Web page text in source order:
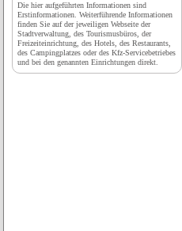
Die hier aufgeführten Informationen sind
Erstinformationen. Weiterführende Informationen
finden Sie auf der jeweiligen Webseite der
Stadtverwaltung, des Tourismusbüros, der
Freizeiteinrichtung, des Hotels, des Restaurants,
des Campingplatzes oder des Kfz-Servicebetriebes
und bei den genannten Einrichtungen direkt.